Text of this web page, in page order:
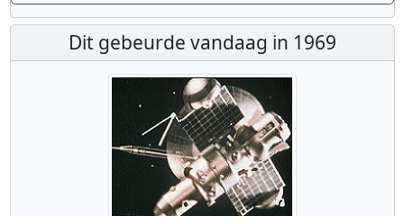
Dit gebeurde vandaag in 1969